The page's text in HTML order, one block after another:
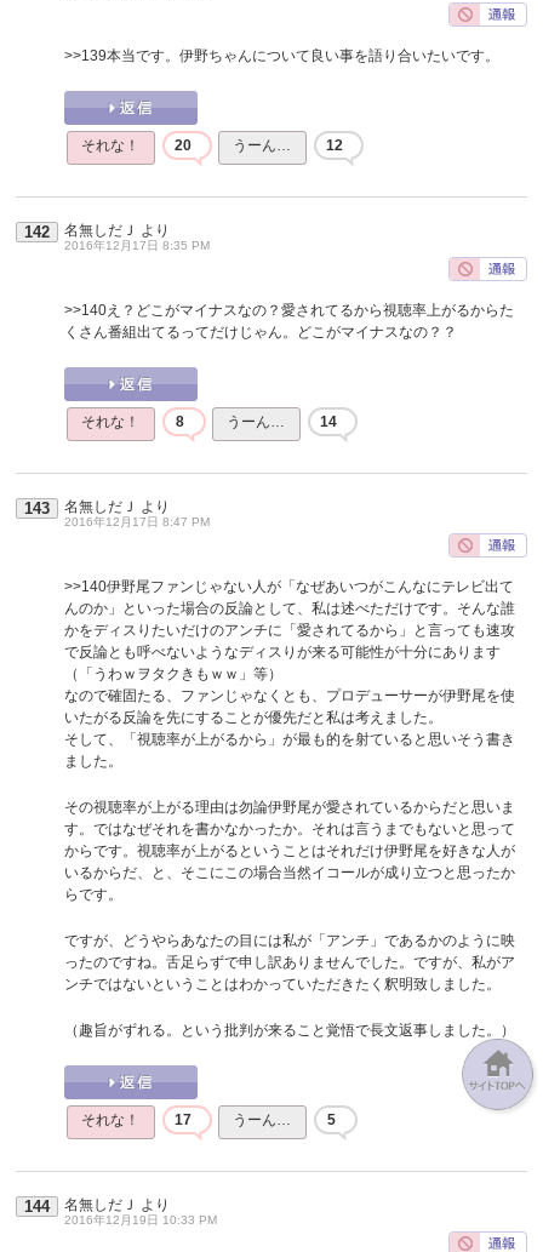
>>139本当です。伊野ちゃんについて良い事を語り合いたいです。
それな！ 20 うーん… 12
142 名無しだＪ より
2016年12月17日 8:35 PM
>>140え？どこがマイナスなの？愛されてるから視聴率上がるからた
くさん番組出てるってだけじゃん。どこがマイナスなの？？
それな！ 8 うーん… 14
143 名無しだＪ より
2016年12月17日 8:47 PM
>>140伊野尾ファンじゃない人が「なぜあいつがこんなにテレビ出て
んのか」といった場合の反論として、私は述べただけです。そんな誰
かをディスりたいだけのアンチに「愛されてるから」と言っても速攻
で反論とも呼べないようなディスりが来る可能性が十分にあります
（「うわｗヲタクきもｗｗ」等）
なので確固たる、ファンじゃなくとも、プロデューサーが伊野尾を使
いたがる反論を先にすることが優先だと私は考えました。
そして、「視聴率が上がるから」が最も的を射ていると思いそう書き
ました。
その視聴率が上がる理由は勿論伊野尾が愛されているからだと思いま
す。ではなぜそれを書かなかったか。それは言うまでもないと思って
からです。視聴率が上がるということはそれだけ伊野尾を好きな人が
いるからだ、と、そこにこの場合当然イコールが成り立つと思ったか
らです。
ですが、どうやらあなたの目には私が「アンチ」であるかのように映
ったのですね。舌足らずで申し訳ありませんでした。ですが、私がア
ンチではないということはわかっていただきたく釈明致しました。
（趣旨がずれる。という批判が来ること覚悟で長文返事しました。）
それな！ 17 うーん… 5
144 名無しだＪ より
2016年12月19日 10:33 PM